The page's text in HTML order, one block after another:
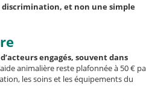
discrimination, et non une simple
engagés, souvent dans
animalière reste plafonnée à 50 €
les soins et les équipements du